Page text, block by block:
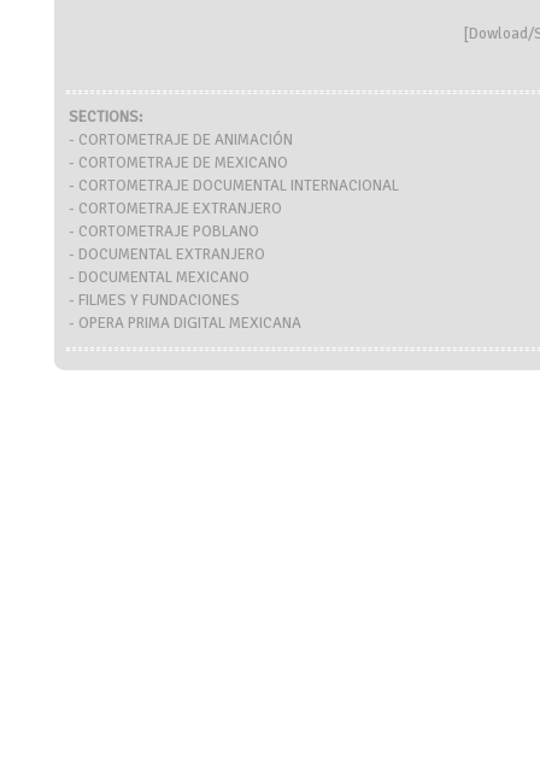
[Dowload/
SECTIONS:
- CORTOMETRAJE DE ANIMACIÓN
- CORTOMETRAJE DE MEXICANO
- CORTOMETRAJE DOCUMENTAL INTERNACIONAL
- CORTOMETRAJE EXTRANJERO
- CORTOMETRAJE POBLANO
- DOCUMENTAL EXTRANJERO
- DOCUMENTAL MEXICANO
- FILMES Y FUNDACIONES
- OPERA PRIMA DIGITAL MEXICANA